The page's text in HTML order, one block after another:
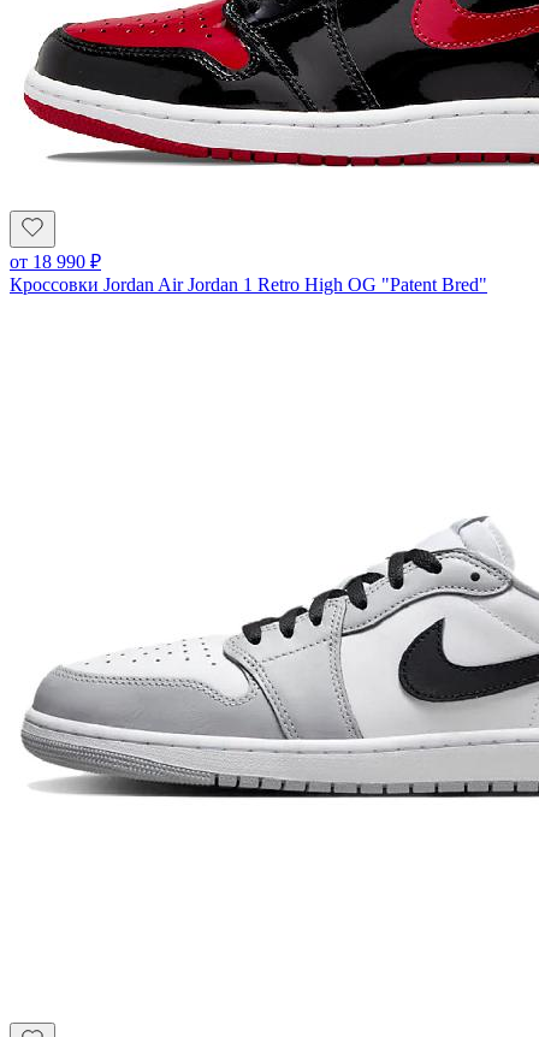
от 18 990 ₽
Кроссовки Jordan Air Jordan 1 Retro High OG "Patent Bred"